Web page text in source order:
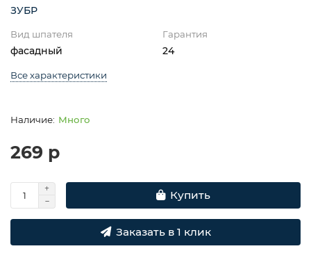
ЗУБР
Вид шпателя
фасадный
Гарантия
24
Все характеристики
Много
269 р
Купить
Заказать в 1 клик